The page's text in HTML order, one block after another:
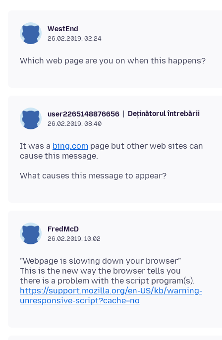
WestEnd
26.02.2019, 02:24
user2265148876656 Deținătorul întrebării
26.02.2019, 08:40
It was a bing.com page but other web sites can
FredMcD
26.02.2019, 10:02
”Webpage is slowing down your browser”
This is the new way the browser tells you
https://support.mozilla.org/en-US/kb/warning-
unresponsive-script?cache=no